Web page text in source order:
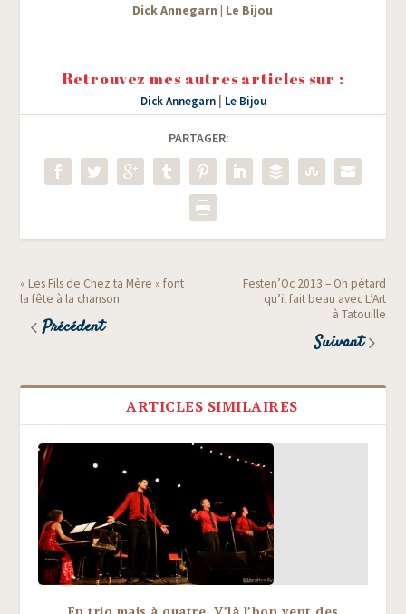
Dick Anne­garn | Le Bijou
Retrouvez mes autres articles sur :
Dick Annegarn| Le Bijou
PARTAGER:
« Les Fils de Chez ta Mère » font
la fête à la chanson
Précédent
Festen’Oc 2013 – Oh pétard
qu’il fait beau avec L’Art
à Tatouille
Suivant
ARTICLES SIMILAIRES